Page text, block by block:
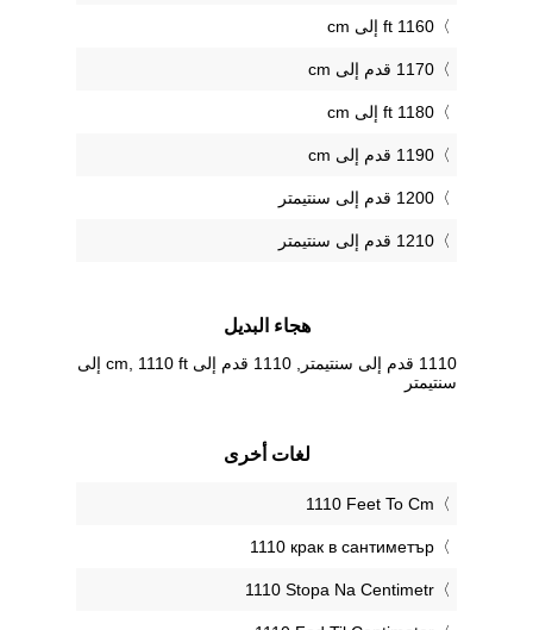
1160 ft إلى cm
1170 قدم إلى cm
1180 ft إلى cm
1190 قدم إلى cm
1200 قدم إلى سنتيمتر
1210 قدم إلى سنتيمتر
هجاء البديل
1110 قدم إلى سنتيمتر, 1110 قدم إلى cm, 1110 ft إلى
سنتيمتر
لغات أخرى
‎1110 Feet To Cm
‎1110 крак в сантиметър
‎1110 Stopa Na Centimetr